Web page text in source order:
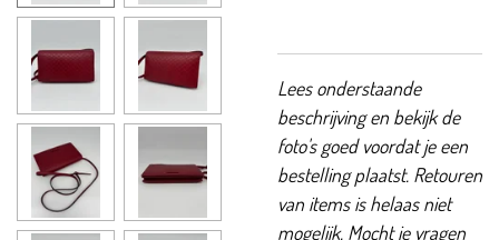
Lees onderstaande
beschrijving en bekijk de
foto's goed voordat je een
bestelling plaatst. Retouren
van items is helaas niet
mogelijk. Mocht je vragen